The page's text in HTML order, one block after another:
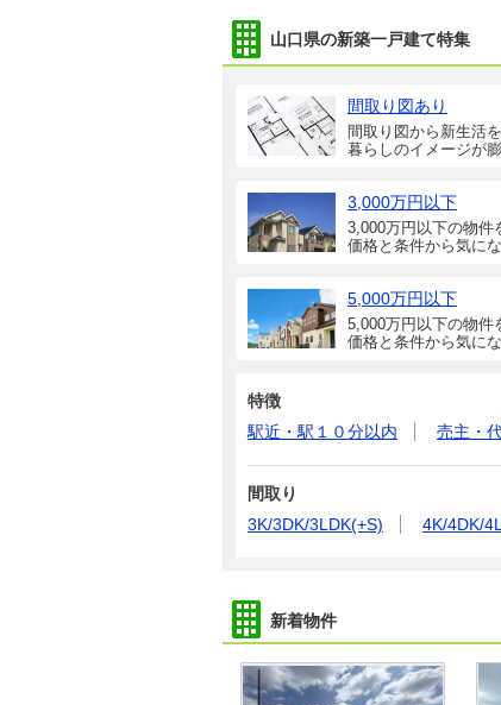
山口県の新築一戸建て特集
間取り図あり
間取り図から新生活
暮らしのイメージが
3,000万円以下
3,000万円以下の物件
価格と条件から気に
5,000万円以下
5,000万円以下の物件
価格と条件から気に
特徴
駅近・駅１０分以内
売主・
間取り
3K/3DK/3LDK(+S)
4K/4DK/
新着物件